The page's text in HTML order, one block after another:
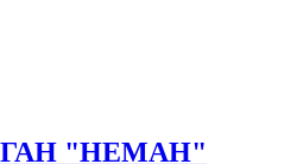
"НЕМАН"